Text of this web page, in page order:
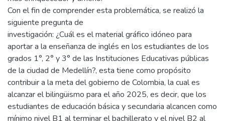
Con el fin de comprender esta problemática, se realizó la
siguiente pregunta de
investigación: ¿Cuál es el material gráfico idóneo para
aportar a la enseñanza de inglés en los estudiantes de los
grados 1°, 2° y 3° de las Instituciones Educativas públicas
de la ciudad de Medellín?, esta tiene como propósito
contribuir a la meta del gobierno de Colombia, la cual es
alcanzar el bilingüismo para el año 2025, es decir, que los
estudiantes de educación básica y secundaria alcancen como
mínimo nivel B1 al terminar el bachillerato y el nivel B2 al